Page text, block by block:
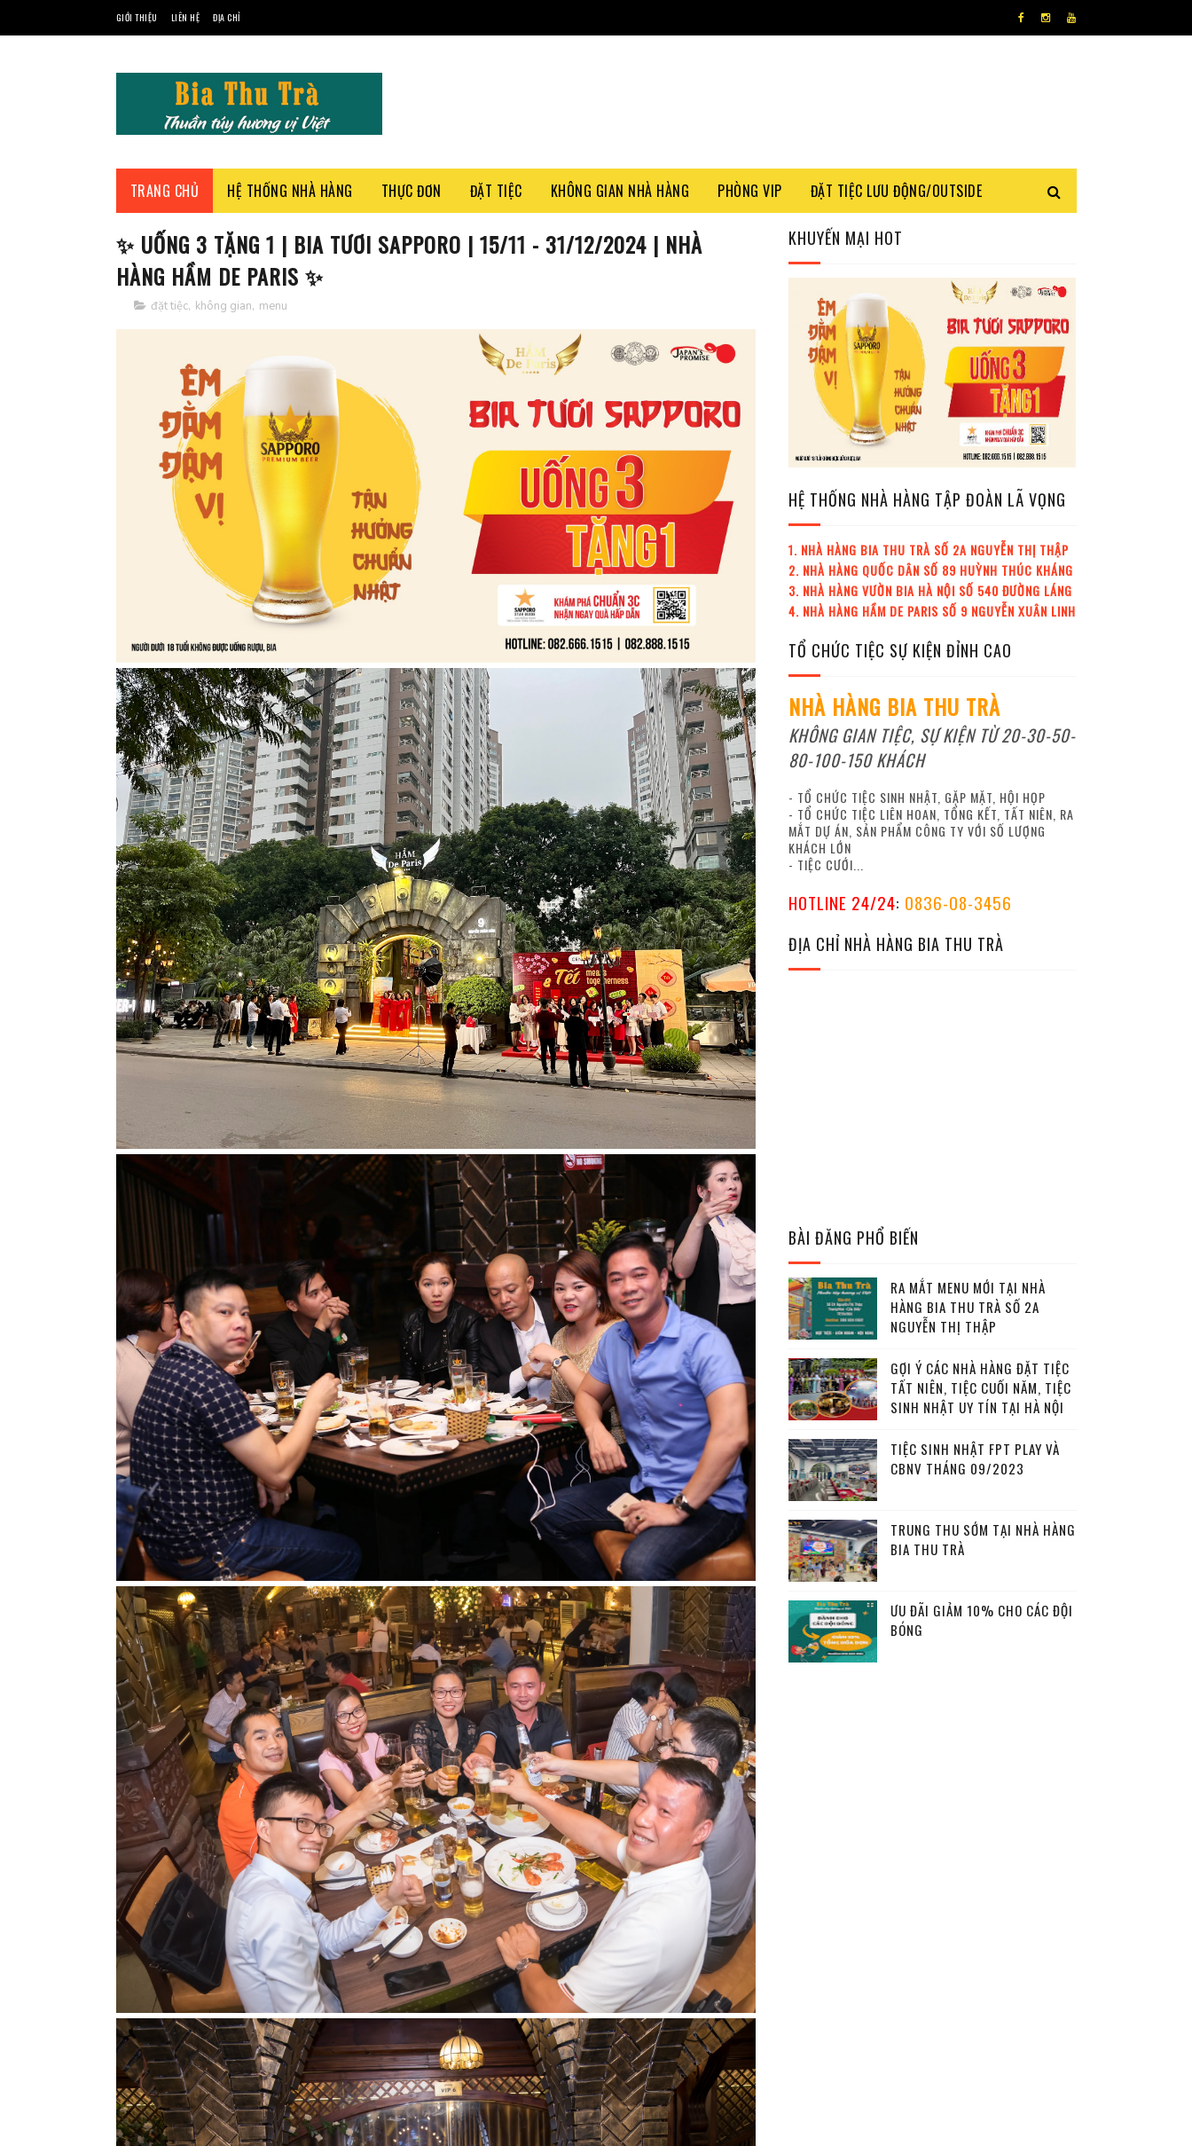
GIỚI THIỆU LIÊN HỆ ĐỊA CHỈ
TRANG CHỦ HỆ THỐNG NHÀ HÀNG THỰC ĐƠN ĐẶT TIỆC KHÔNG GIAN NHÀ HÀNG PHÒNG VIP ĐẶT TIỆC LƯU ĐỘNG/OUTSIDE
✨ UỐNG 3 TẶNG 1 | BIA TƯƠI SAPPORO | 15/11 - 31/12/2024 | NHÀ
HÀNG HẦM DE PARIS ✨
đặt tiệc, không gian, menu
KHUYẾN MẠI HOT
HỆ THỐNG NHÀ HÀNG TẬP ĐOÀN LÃ VỌNG
1. NHÀ HÀNG BIA THU TRÀ SỐ 2A NGUYỄN THỊ THẬP
2. NHÀ HÀNG QUỐC DÂN SỐ 89 HUỲNH THÚC KHÁNG
3. NHÀ HÀNG VƯỜN BIA HÀ NỘI SỐ 540 ĐƯỜNG LÁNG
4. NHÀ HÀNG HẦM DE PARIS SỐ 9 NGUYỄN XUÂN LINH
TỔ CHỨC TIỆC SỰ KIỆN ĐỈNH CAO
NHÀ HÀNG BIA THU TRÀ
KHÔNG GIAN TIỆC, SỰ KIỆN TỪ 20-30-50-
80-100-150 KHÁCH
- TỔ CHỨC TIỆC SINH NHẬT, GẶP MẶT, HỘI HỌP
- TỔ CHỨC TIỆC LIÊN HOAN, TỔNG KẾT, TẤT NIÊN, RA
MẮT DỰ ÁN, SẢN PHẨM CÔNG TY VỚI SỐ LƯỢNG
KHÁCH LỚN
- TIỆC CƯỚI...
HOTLINE 24/24: 0836-08-3456
ĐỊA CHỈ NHÀ HÀNG BIA THU TRÀ
BÀI ĐĂNG PHỔ BIẾN
RA MẮT MENU MỚI TẠI NHÀ
HÀNG BIA THU TRÀ SỐ 2A
NGUYỄN THỊ THẬP
GỢI Ý CÁC NHÀ HÀNG ĐẶT TIỆC
TẤT NIÊN, TIỆC CUỐI NĂM, TIỆC
SINH NHẬT UY TÍN TẠI HÀ NỘI
TIỆC SINH NHẬT FPT PLAY VÀ
CBNV THÁNG 09/2023
TRUNG THU SỚM TẠI NHÀ HÀNG
BIA THU TRÀ
ƯU ĐÃI GIẢM 10% CHO CÁC ĐỘI
BÓNG